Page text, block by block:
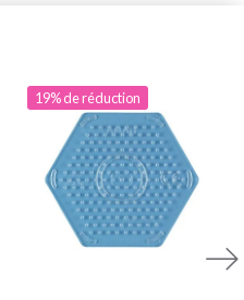
19% de réduction